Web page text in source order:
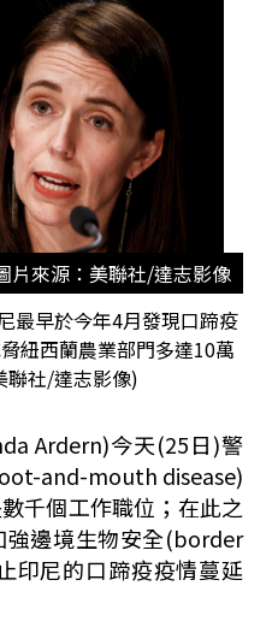
片來源：美聯社/達志影像
最早於今年4月發現口蹄疫
紐西蘭農業部門多達10萬
聯社/達志影像)
Ardern)今天(25日)警
and-mouth disease)
千個工作職位；在此之
強邊境生物安全(border
印尼的口蹄疫疫情蔓延